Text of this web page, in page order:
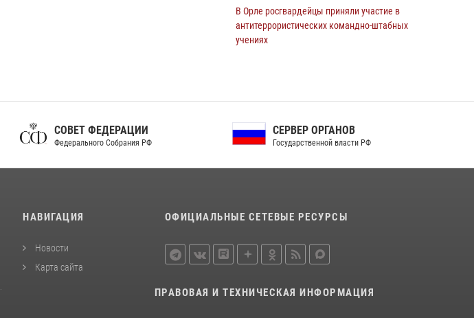
В Орле росгвардейцы приняли участие в
антитеррористических командно-штабных
учениях
два детских лагеря
16 июля 2026, 13:34
Росгвардейцы приняли участие в рабочем
орловцам об изменениях в
законодательстве, регулирующем оборот
СОВЕТ ФЕДЕРАЦИИ
Федерального Собрания РФ
СЕРВЕР ОРГАНОВ
Государственной власти РФ
НАВИГАЦИЯ
Новости
Карта сайта
ОФИЦИАЛЬНЫЕ СЕТЕВЫЕ РЕСУРСЫ
ПРАВОВАЯ И ТЕХНИЧЕСКАЯ ИНФОРМАЦИЯ